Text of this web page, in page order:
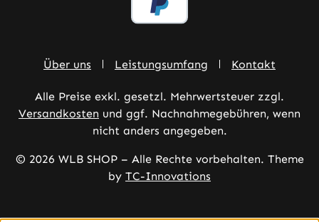
Über uns Leistungsumfang Kontakt
Alle Preise exkl. gesetzl. Mehrwertsteuer zzgl.
Versandkosten und ggf. Nachnahmegebühren, wenn
nicht anders angegeben.
© 2026 WLB SHOP – Alle Rechte vorbehalten. Theme
by TC-Innovations